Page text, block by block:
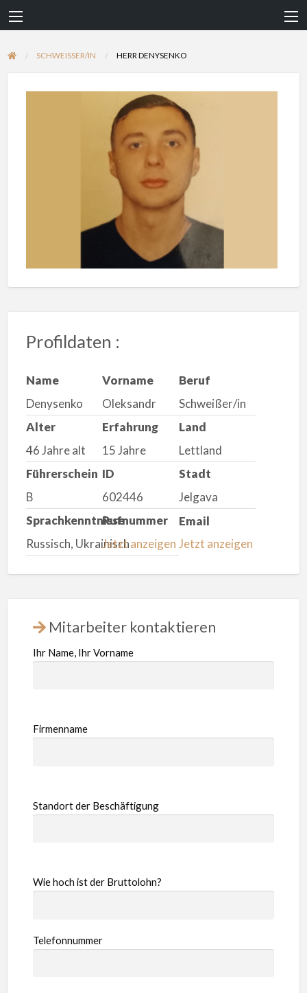
SCHWEISSER/IN HERR DENYSENKO
Profildaten :
Name
Denysenko
Vorname
Oleksandr
Beruf
Schweißer/in
Alter
46 Jahre alt
Erfahrung
15 Jahre
Land
Lettland
Führerschein
B
ID
602446
Stadt
Jelgava
Sprachkenntnisse
Russisch, Ukrainisch
Rufnummer
Jetzt anzeigen
Email
Jetzt anzeigen
Mitarbeiter kontaktieren
Ihr Name, Ihr Vorname
Firmenname
Standort der Beschäftigung
Wie hoch ist der Bruttolohn?
Telefonnummer